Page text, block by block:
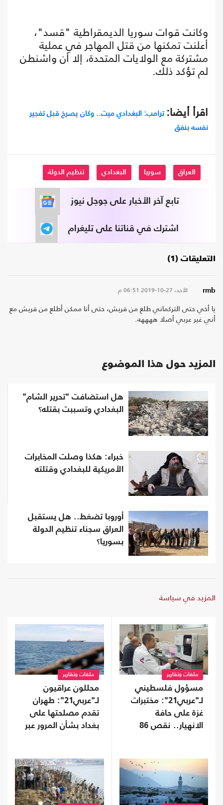
وكانت قوات سوريا الديمقراطية "قسد"،
أعلنت تمكنها من قتل المهاجر في عملية
مشتركة مع الولايات المتحدة، إلا أن واشنطن
لم تؤكد ذلك.
اقرأ أيضا: ترامب: البغدادي ميت.. وكان يصرخ قبل تفجير
نفسه بنفق
العراق سوريا البغدادي تنظيم الدولة
تابع آخر الأخبار على جوجل نيوز
اشترك في قناتنا على تليغرام
التعليقات (1)
rmb الأحد، 27-10-2019 06:51 م
يا أخي حتى التركماني طلع من قريش، حتى أنا ممكن أطلع من قريش مع
أني غير عربي أصلا ههههه.
المزيد حول هذا الموضوع
هل استضافت "تحرير الشام"
البغدادي وتسببت بقتله؟
خبراء: هكذا وصلت المخابرات
الأمريكية للبغدادي وقتلته
أوروبا تضغط.. هل يستقبل
العراق سجناء تنظيم الدولة
بسوريا؟
المزيد في سياسة
ملفات وتقارير
مسؤول فلسطيني
لـ"عربي21": مختبرات
غزة على حافة
الانهيار.. نقص 86
ملفات وتقارير
محللون عراقيون
لـ"عربي21": طهران
تقدم مصلحتها على
بغداد بشأن المرور عبر